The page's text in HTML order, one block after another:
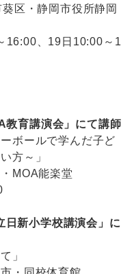
区・静岡市役所静岡
16:00、19日10:00～1
教育講演会」にて講師
ーボールで学んだ子ど
方～」
MOA能楽堂
日新小学校講演会」に
」